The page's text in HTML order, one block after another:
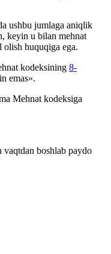
ushbu jumlaga aniqlik
keyin u bilan mehnat
olish huquqiga ega.
kodeksining 8-
emas».
Mehnat kodeksiga
boshlab paydo